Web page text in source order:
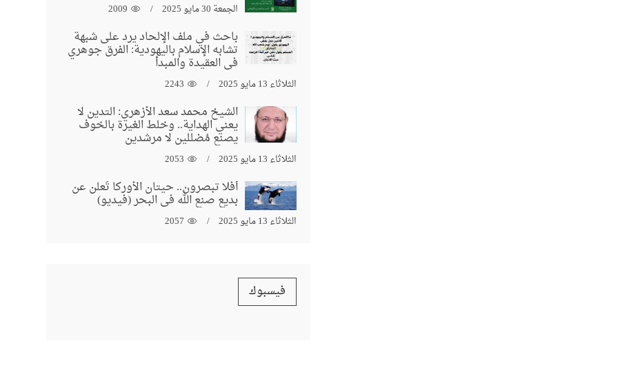
الجمعة 30 مايو 2025 2009
باحث في ملف الإلحاد يرد على شبهة
تشابه الإسلام باليهودية: الفرق جوهري
في العقيدة والمبدأ
الثلاثاء 13 مايو 2025 2243
الشيخ محمد سعد الأزهري: التدين لا
يعني الهداية.. وخلط الغيرة بالخوف
يصنع مُضللين لا مرشدين
الثلاثاء 13 مايو 2025 2053
أفلا تبصرون.. حيتان الأوركا تُعلن عن
بديع صنع الله في البحر (فيديو)
الثلاثاء 13 مايو 2025 2057
فيسبوك